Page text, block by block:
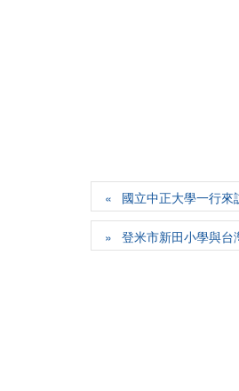
國立中正大學一行來
登米市新田小學與台